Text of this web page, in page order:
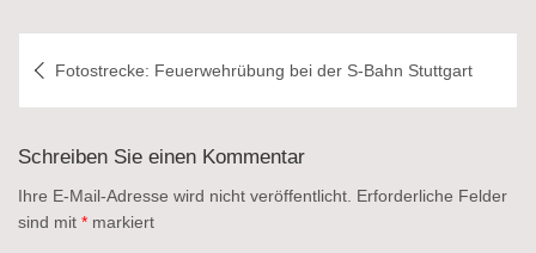
Fotostrecke: Feuerwehrübung bei der S-Bahn Stuttgart
Schreiben Sie einen Kommentar
Ihre E-Mail-Adresse wird nicht veröffentlicht. Erforderliche Felder
sind mit * markiert